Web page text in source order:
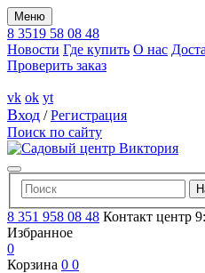
Меню
8 3519 58 08 48
Новости Где купить О нас
Проверить заказ
vk ok yt
Вход /Регистрация
Поиск по сайту
8 351 958 08 48 Контакт центр
Избранное
0
Корзина 0 0